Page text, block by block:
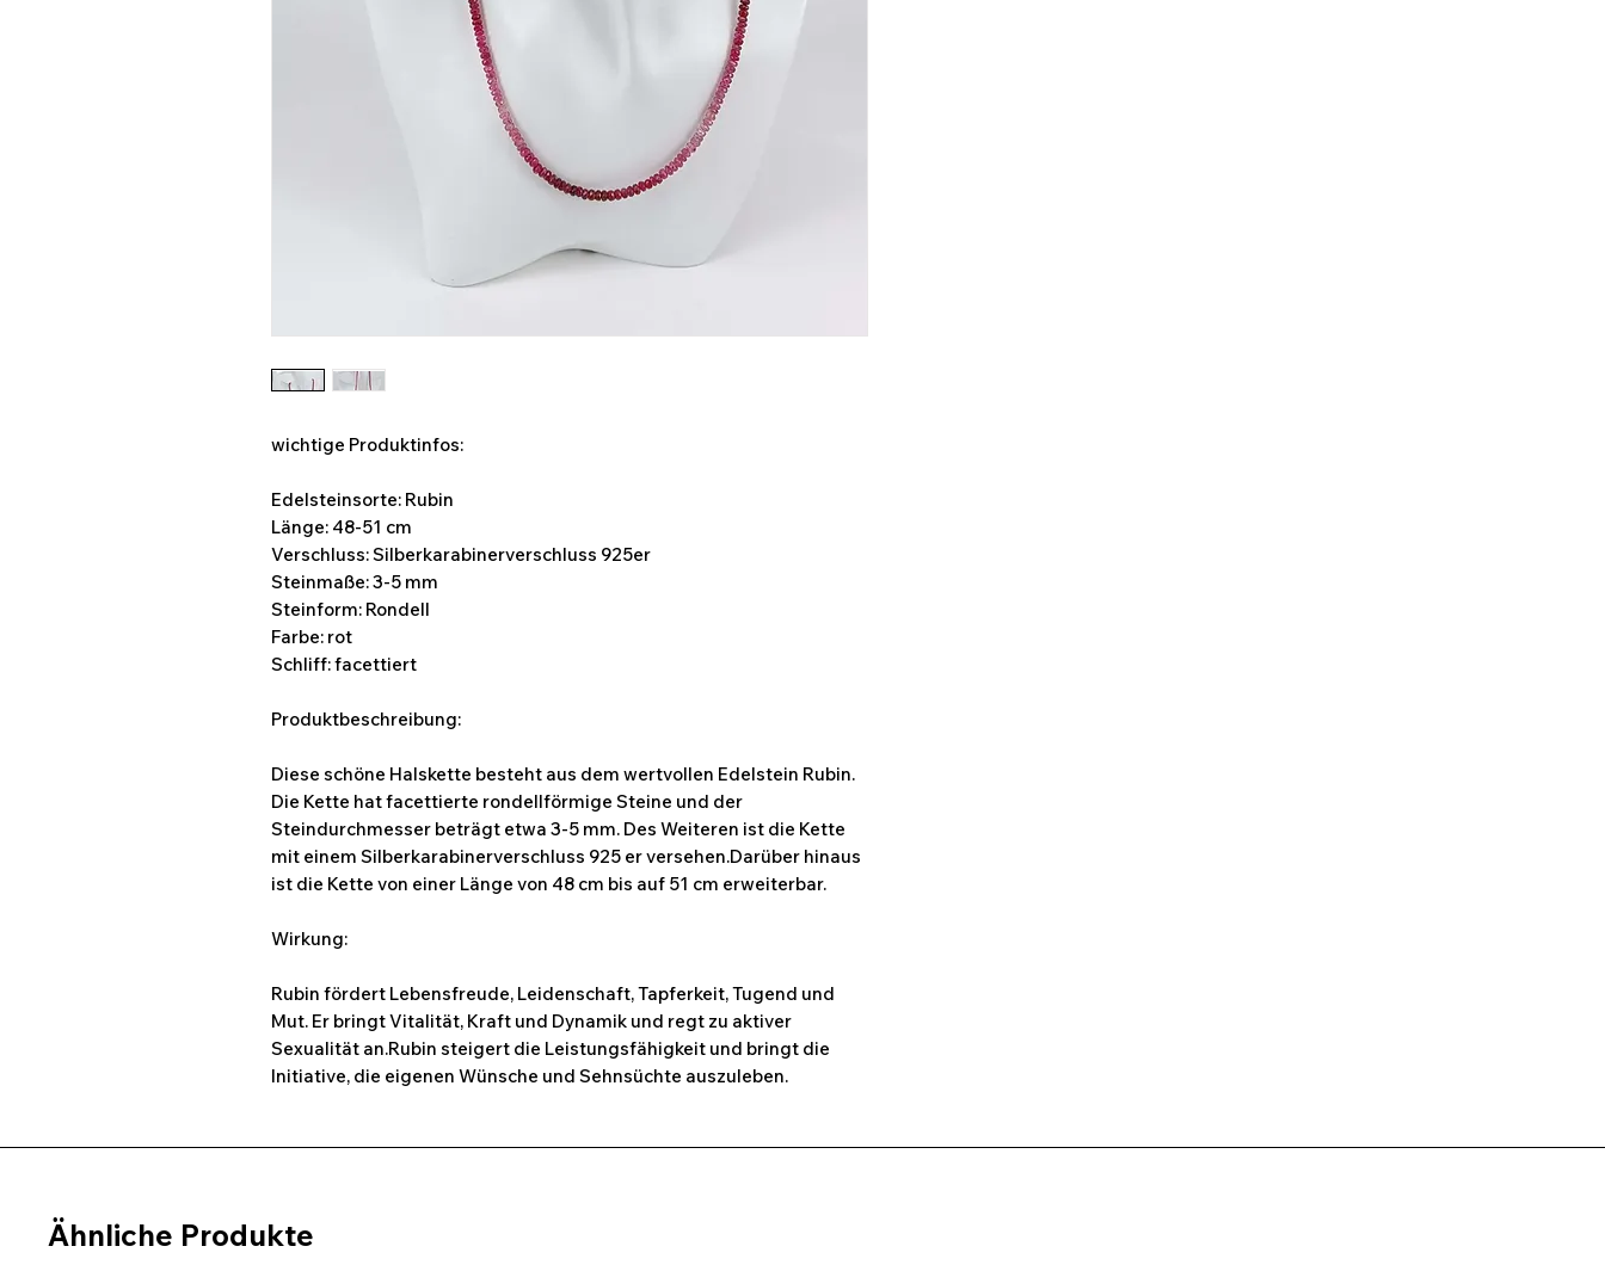
wichtige Produktinfos:
Edelsteinsorte: Rubin
Länge: 48-51 cm
Verschluss: Silberkarabinerverschluss 925er
Steinmaße: 3-5 mm
Steinform: Rondell
Farbe: rot
Schliff: facettiert
Produktbeschreibung:
Diese schöne Halskette besteht aus dem wertvollen Edelstein Rubin.
Die Kette hat facettierte rondellförmige Steine und der
Steindurchmesser beträgt etwa 3-5 mm. Des Weiteren ist die Kette
mit einem Silberkarabinerverschluss 925 er versehen.Darüber hinaus
ist die Kette von einer Länge von 48 cm bis auf 51 cm erweiterbar.
Wirkung:
Rubin fördert Lebensfreude, Leidenschaft, Tapferkeit, Tugend und
Mut. Er bringt Vitalität, Kraft und Dynamik und regt zu aktiver
Sexualität an.Rubin steigert die Leistungsfähigkeit und bringt die
Initiative, die eigenen Wünsche und Sehnsüchte auszuleben.
Ähnliche Produkte